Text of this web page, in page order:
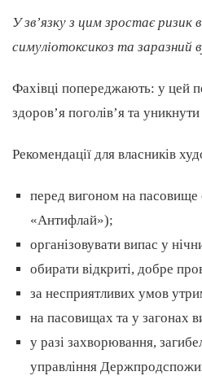
У зв’язку з цим зростає ризик
симуліотоксикоз та заразний
Фахівці попереджають: у цей
здоров’я поголів’я та
Рекомендації для власників
перед вигоном на пасовище
«Антифлай»);
організовувати випас у
обирати відкриті, добре
за несприятливих умов
на пасовищах та у загонах
у разі захворювання,
управління